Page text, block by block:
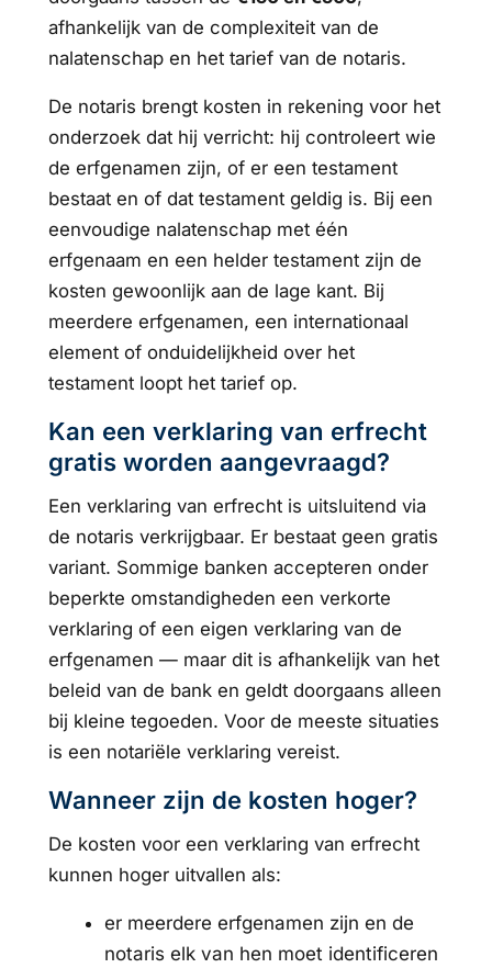
afhankelijk van de complexiteit van de
nalatenschap en het tarief van de notaris.
De notaris brengt kosten in rekening voor het
onderzoek dat hij verricht: hij controleert wie
de erfgenamen zijn, of er een testament
bestaat en of dat testament geldig is. Bij een
eenvoudige nalatenschap met één
erfgenaam en een helder testament zijn de
kosten gewoonlijk aan de lage kant. Bij
meerdere erfgenamen, een internationaal
element of onduidelijkheid over het
testament loopt het tarief op.
Kan een verklaring van erfrecht
gratis worden aangevraagd?
Een verklaring van erfrecht is uitsluitend via
de notaris verkrijgbaar. Er bestaat geen gratis
variant. Sommige banken accepteren onder
beperkte omstandigheden een verkorte
verklaring of een eigen verklaring van de
erfgenamen — maar dit is afhankelijk van het
beleid van de bank en geldt doorgaans alleen
bij kleine tegoeden. Voor de meeste situaties
is een notariële verklaring vereist.
Wanneer zijn de kosten hoger?
De kosten voor een verklaring van erfrecht
kunnen hoger uitvallen als:
er meerdere erfgenamen zijn en de
notaris elk van hen moet identificeren